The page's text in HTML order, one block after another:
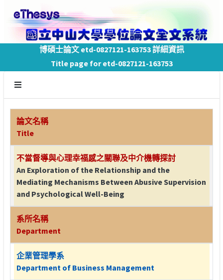
博碩士論文 etd-0827121-163753 詳細資訊
Title page for etd-0827121-163753
論文名稱
Title
不當督導與心理幸福感之關聯及中介機轉探討
An Exploration of the Relationship and the
Mediating Mechanisms Between Abusive Supervision
and Psychological Well-Being
系所名稱
Department
企業管理學系
Department of Business Management